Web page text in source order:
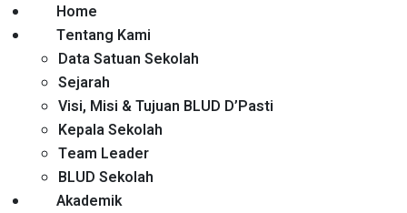
Home
Tentang Kami
Data Satuan Sekolah
Sejarah
Visi, Misi & Tujuan BLUD D’Pasti
Kepala Sekolah
Team Leader
BLUD Sekolah
Akademik